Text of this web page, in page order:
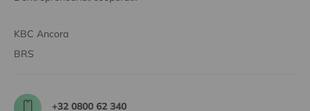
KBC Ancora
BRS
+32 0800 62 340